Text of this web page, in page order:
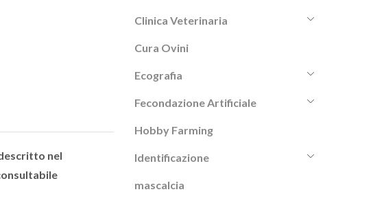
nel
Clinica Veterinaria
Cura Ovini
Ecografia
Fecondazione Artificiale
Hobby Farming
Identificazione
mascalcia